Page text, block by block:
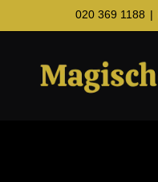
naar
020 369 1188 |